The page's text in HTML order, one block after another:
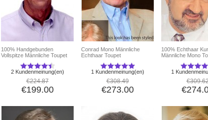
100% Handgebunden
Vollspitze Männliche Toupet
2 Kundenmeinung(en)
€224.87
€199.00
Conrad Mono Männliche
Echthaar Toupet
1 Kundenmeinung(en)
€308.49
€273.00
100% Echthaar
Männliche Mono
1